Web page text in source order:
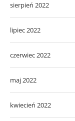
sierpień 2022
lipiec 2022
czerwiec 2022
maj 2022
kwiecień 2022